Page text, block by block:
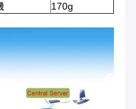
170g